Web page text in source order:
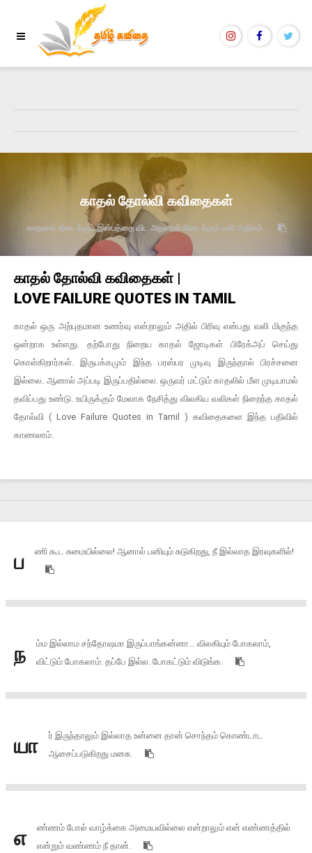
காதல் தோல்வி கவிதைகள்
காதலால் கிடைக்கும் இன்பத்தை விட அதனால் கிடைக்கும் வலி அதிகம்.
காதல் தோல்வி கவிதைகள் |
LOVE FAILURE QUOTES IN TAMIL
காதல் ஒரு அற்புதமான உணர்வு என்றாலும் அதில் பிரிவு என்பது வலி மிகுந்த
ஒன்றாக உள்ளது. தற்போது நிறைய காதல் ஜோடிகள் பிரேக்அப் செய்து
கொள்கிறார்கள். இருபக்கமும் இந்த பரஸ்பர முடிவு இருந்தால் பிரச்சனை
இல்லை. ஆனால் அப்படி இருப்பதில்லை. ஒருவர் மட்டும் காதலில் மீள முடியாமல்
தவிப்பது உண்டு. உயிருக்கும் மேலாக நேசித்து விலகிய வலிகள் நிறைந்த காதல்
தோல்வி ( Love Failure Quotes in Tamil ) கவிதைகளை இந்த பதிவில்
காணலாம்.
ப ணி கூட சுமையில்லை! ஆனால் பனியும் சுடுகிறது, நீ இல்லாத இரவுகளில்!
ந
ம்ம இல்லாம சந்தோஷமா இருப்பாங்கன்னா... விலகியும் போகலாம்,
விட்டும் போகலாம். தப்பே இல்ல. போகட்டும் விடுங்க.
யா
ர் இருந்தாலும் இல்லாத உன்னை தான் சொந்தம் கொண்டாட
ஆசைப்படுகிறது மனசு.
எ
ண்ணம் போல் வாழ்க்கை அமையவில்லை என்றாலும் என் எண்ணத்தில்
என்றும் வண்ணம் நீ தான்.